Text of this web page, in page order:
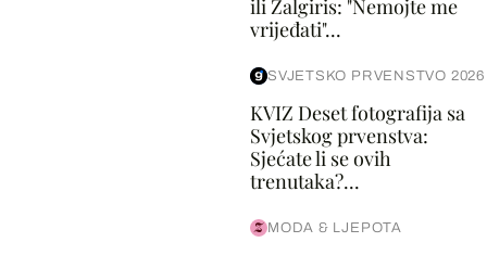
ili Žalgiris: "Nemojte me
vrijeđati"...
SVJETSKO PRVENSTVO 2026
KVIZ Deset fotografija sa
Svjetskog prvenstva:
Sjećate li se ovih
trenutaka?...
MODA & LJEPOTA